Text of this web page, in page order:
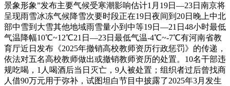
景象形象”发布主要气候受寒潮影响估计1月19日—23日南京将
呈现雨雪冰冻气候降雪次要时段正在19日夜间到20日晚上中北
部中雪到大雪其他地域雨雪量小到中等19日—21日48小时最低
气温降幅10℃~12℃21日—23日最低气温-4℃~-7℃有河南省教
育厅近日发布《2025年撤销高校教师资历行政惩罚》的传递，
依法对五名高校教师做出或撤销教师资历的处置。10名干部违
规吃喝，1人喝酒后当日灭亡，9人被处置；组织者过后曾找商
人借90万元用于弥补，试图坦白节目中披露了2025年3月发生